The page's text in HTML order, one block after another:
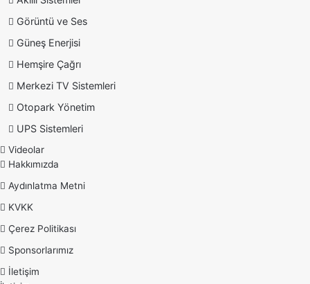
Görüntü ve Ses
Güneş Enerjisi
Hemşire Çağrı
Merkezi TV Sistemleri
Otopark Yönetim
UPS Sistemleri
Videolar
Hakkımızda
Aydınlatma Metni
KVKK
Çerez Politikası
Sponsorlarımız
İletişim